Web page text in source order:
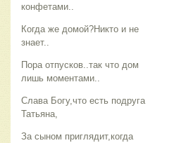
конфетами..
Когда же домой?Никто и не
знает..
Пора отпусков..так что дом
лишь моментами..
Слава Богу,что есть подруга
Татьяна,
За сыном приглядит,когда